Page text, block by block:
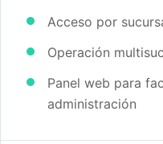
Acceso por
Operación
Panel web para
administración